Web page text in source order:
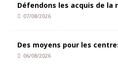
Défendons les acquis de la
07/08/2026
Des moyens pour les
06/08/2026